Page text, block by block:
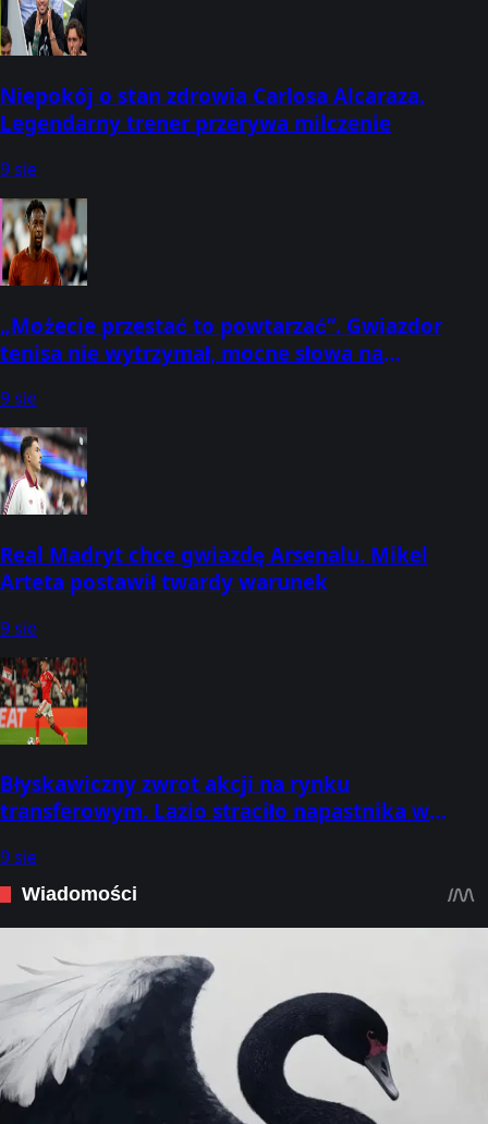
Niepokój o stan zdrowia Carlosa Alcaraza.
Legendarny trener przerywa milczenie
9 sie
„Możecie przestać to powtarzać”. Gwiazdor
tenisa nie wytrzymał, mocne słowa na
9 sie
Real Madryt chce gwiazdę Arsenalu. Mikel
Arteta postawił twardy warunek
9 sie
Błyskawiczny zwrot akcji na rynku
transferowym. Lazio straciło napastnika w
9 sie